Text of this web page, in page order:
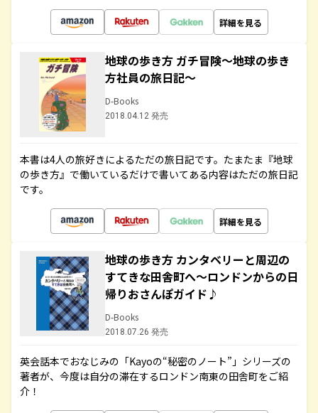
詳細を見る
地球の歩き方 ガチ冒険～地球の歩き
方社員の旅日記～
D-Books
2018.04.12 発売
本書は4人の旅好きによるただの旅日記です。たまたま『地球
の歩き方』で働いているだけで書いてある内容はただの旅日記
です。
詳細を見る
地球の歩き方 カンタベリーと周辺の
すてきな田舎町へ～ロンドンからの日
帰りおさんぽガイド♪
D-Books
2018.07.26 発売
英会話本でおなじみの「Kayoの“秘密のノート”」シリーズの
著者が、今度は自分の滞在するロンドン南東の田舎町をご紹
介！